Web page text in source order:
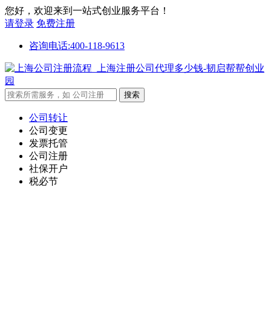
您好，欢迎来到一站式创业服务平台！
请登录 免费注册
咨询电话:400-118-9613
公司转让
公司变更
发票托管
公司注册
社保开户
税必节